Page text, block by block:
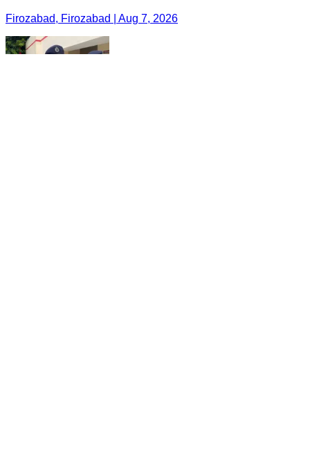
Firozabad, Firozabad | Aug 7, 2026